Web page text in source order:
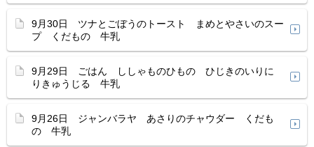
9月30日 ツナとごぼうのトースト まめとやさいのスー
プ くだもの 牛乳
9月29日 ごはん ししゃものひもの ひじきのいりに
りきゅうじる 牛乳
9月26日 ジャンバラヤ あさりのチャウダー くだも
の 牛乳